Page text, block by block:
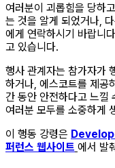
여러분이 괴롭힘을 당하
는 것을 알게 되었거나,
에게 연락하시기 바랍니
고 있습니다.
행사 관계자는 참가자가
하거나, 에스코트를 제공
간 동안 안전하다고 느낄
여러분 모두를 소중하게
이 행동 강령은
퍼런스 웹사이트 에서 발